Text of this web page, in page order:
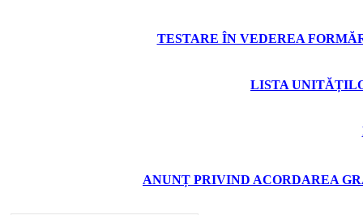
TESTARE ÎN VEDEREA
LISTA
ANUNȚ PRIVIND ACORDAREA